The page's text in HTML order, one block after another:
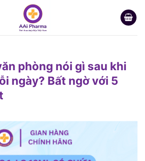
phòng nói gì sau khi
ngày? Bất ngờ với 5